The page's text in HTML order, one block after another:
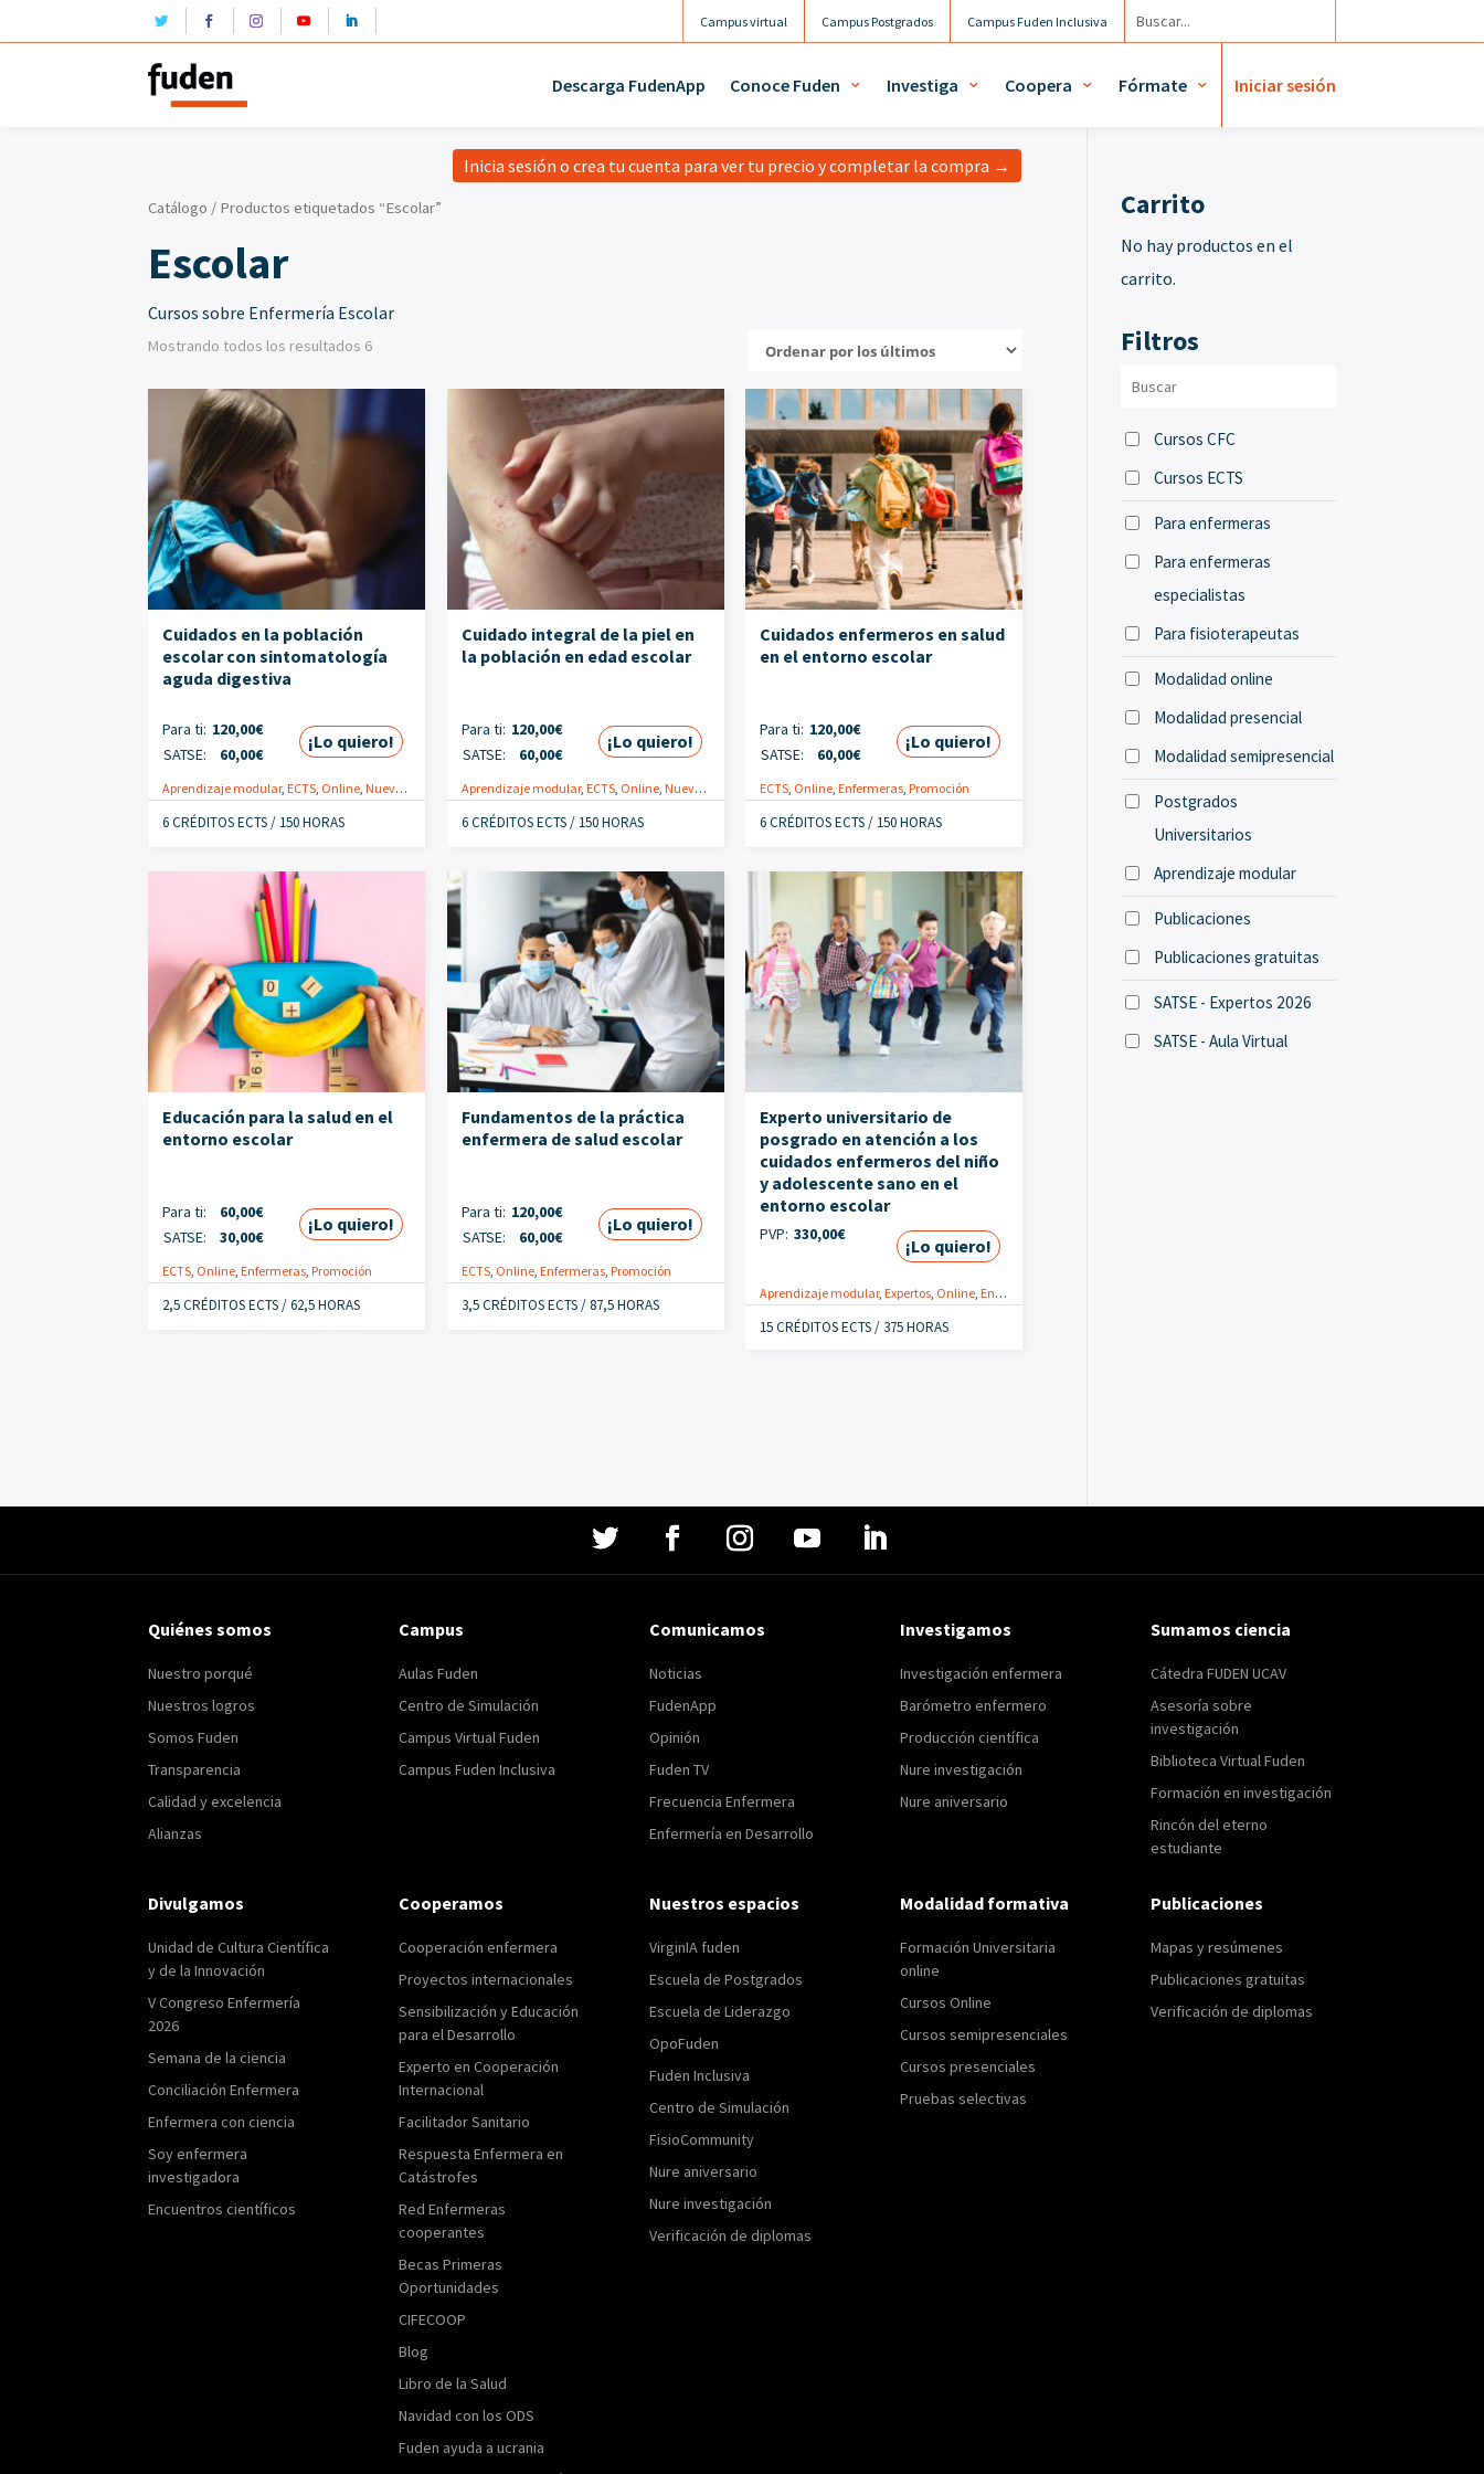
Campus Fuden Inclusiva
Campus Postgrados
Campus virtual
Descarga FudenApp Conoce Fuden Investiga Coopera Fórmate Iniciar sesión
Catálogo / Productos etiquetados “Escolar”
Escolar
Cursos sobre Enfermería Escolar
Inicia sesión o crea tu cuenta para ver tu precio y completar la compra →
Mostrando todos los resultados 6
Cuidados en la población
escolar con sintomatología
aguda digestiva
Para ti: 120,00€
SATSE:
60,00€
¡Lo quiero!
Aprendizaje modular, ECTS, Online, Nuevo , Enfermeras,Promoción
6 CRÉDITOS ECTS / 150 HORAS
Cuidado integral de la piel en
la población en edad escolar
Para ti: 120,00€
SATSE:
60,00€
¡Lo quiero!
Aprendizaje modular, ECTS, Online, Nuevo , Enfermeras,Promoción ,Salud Escolar
6 CRÉDITOS ECTS / 150 HORAS
Cuidados enfermeros en salud
en el entorno escolar
Para ti: 120,00€
SATSE:
60,00€
¡Lo quiero!
ECTS, Online, Enfermeras, Promoción
6 CRÉDITOS ECTS / 150 HORAS
Educación para la salud en el
entorno escolar
Para ti: 60,00€
SATSE:
30,00€
¡Lo quiero!
ECTS, Online, Enfermeras, Promoción
2,5 CRÉDITOS ECTS / 62,5 HORAS
Fundamentos de la práctica
enfermera de salud escolar
Para ti: 120,00€
SATSE:
60,00€
¡Lo quiero!
ECTS, Online, Enfermeras, Promoción
3,5 CRÉDITOS ECTS / 87,5 HORAS
Experto universitario de
posgrado en atención a los
cuidados enfermeros del niño
y adolescente sano en el
entorno escolar
PVP: 330,00€
¡Lo quiero!
Aprendizaje modular, Expertos, Online, Enfermeras
15 CRÉDITOS ECTS / 375 HORAS
Carrito
No hay productos en el
carrito.
Filtros
Cursos CFC
Cursos ECTS
Para enfermeras
Para enfermeras
especialistas
Para fisioterapeutas
Modalidad online
Modalidad presencial
Modalidad semipresencial
Postgrados
Universitarios
Aprendizaje modular
Publicaciones
Publicaciones gratuitas
SATSE - Expertos 2026
SATSE - Aula Virtual
Quiénes somos
Nuestro porqué
Nuestros logros
Somos Fuden
Transparencia
Calidad y excelencia
Alianzas
Campus
Aulas Fuden
Centro de Simulación
Campus Virtual Fuden
Campus Fuden Inclusiva
Comunicamos
Noticias
FudenApp
Opinión
Fuden TV
Frecuencia Enfermera
Enfermería en Desarrollo
Investigamos
Investigación enfermera
Barómetro enfermero
Producción científica
Nure investigación
Nure aniversario
Sumamos ciencia
Cátedra FUDEN UCAV
Asesoría sobre
investigación
Biblioteca Virtual Fuden
Formación en investigación
Rincón del eterno
estudiante
Divulgamos
Unidad de Cultura Científica
y de la Innovación
V Congreso Enfermería
2026
Semana de la ciencia
Conciliación Enfermera
Enfermera con ciencia
Soy enfermera
investigadora
Encuentros científicos
Cooperamos
Cooperación enfermera
Proyectos internacionales
Sensibilización y Educación
para el Desarrollo
Experto en Cooperación
Internacional
Facilitador Sanitario
Respuesta Enfermera en
Catástrofes
Red Enfermeras
cooperantes
Becas Primeras
Oportunidades
CIFECOOP
Blog
Libro de la Salud
Navidad con los ODS
Fuden ayuda a ucrania
Nuestros espacios
VirginIA fuden
Escuela de Postgrados
Escuela de Liderazgo
OpoFuden
Fuden Inclusiva
Centro de Simulación
FisioCommunity
Nure aniversario
Nure investigación
Verificación de diplomas
Modalidad formativa
Formación Universitaria
online
Cursos Online
Cursos semipresenciales
Cursos presenciales
Pruebas selectivas
Publicaciones
Mapas y resúmenes
Publicaciones gratuitas
Verificación de diplomas